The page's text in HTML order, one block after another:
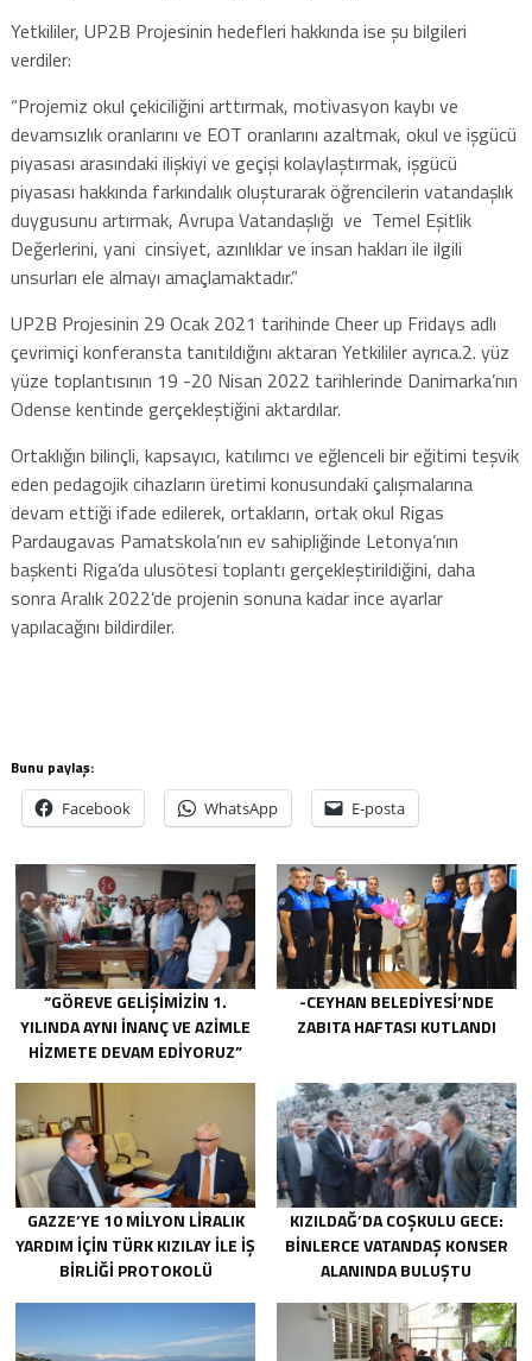
Yetkililer, UP2B Projesinin hedefleri hakkında ise şu bilgileri
verdiler:
“Projemiz okul çekiciliğini arttırmak, motivasyon kaybı ve
devamsızlık oranlarını ve EOT oranlarını azaltmak, okul ve işgücü
piyasası arasındaki ilişkiyi ve geçişi kolaylaştırmak, işgücü
piyasası hakkında farkındalık oluşturarak öğrencilerin vatandaşlık
duygusunu artırmak, Avrupa Vatandaşlığı ve Temel Eşitlik
Değerlerini, yani cinsiyet, azınlıklar ve insan hakları ile ilgili
unsurları ele almayı amaçlamaktadır.”
UP2B Projesinin 29 Ocak 2021 tarihinde Cheer up Fridays adlı
çevrimiçi konferansta tanıtıldığını aktaran Yetkililer ayrıca.2. yüz
yüze toplantısının 19 -20 Nisan 2022 tarihlerinde Danimarka’nın
Odense kentinde gerçekleştiğini aktardılar.
Ortaklığın bilinçli, kapsayıcı, katılımcı ve eğlenceli bir eğitimi teşvik
eden pedagojik cihazların üretimi konusundaki çalışmalarına
devam ettiği ifade edilerek, ortakların, ortak okul Rigas
Pardaugavas Pamatskola’nın ev sahipliğinde Letonya’nın
başkenti Riga’da ulusötesi toplantı gerçekleştirildiğini, daha
sonra Aralık 2022’de projenin sonuna kadar ince ayarlar
yapılacağını bildirdiler.
Bunu paylaş:
Facebook WhatsApp E-posta
“GÖREVE GELIŞIMIZIN 1.
YILINDA AYNI INANÇ VE AZIMLE
HIZMETE DEVAM EDIYORUZ”
-CEYHAN BELEDIYESI’NDE
ZABITA HAFTASI KUTLANDI
GAZZE’YE 10 MILYON LIRALIK
YARDIM IÇIN TÜRK KIZILAY ILE IŞ
BIRLIĞI PROTOKOLÜ
KIZILDAĞ’DA COŞKULU GECE:
BINLERCE VATANDAŞ KONSER
ALANINDA BULUŞTU